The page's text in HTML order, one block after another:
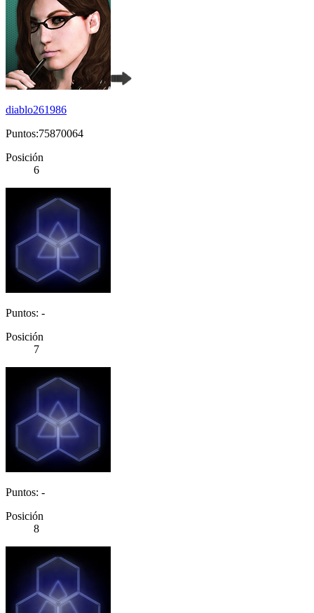
diablo261986
Puntos:75870064
Posición
6
Puntos: -
Posición
7
Puntos: -
Posición
8